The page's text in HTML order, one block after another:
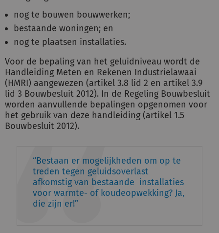
nog te bouwen bouwwerken;
bestaande woningen; en
nog te plaatsen installaties.
Voor de bepaling van het geluidniveau wordt de
Handleiding Meten en Rekenen Industrielawaai
(HMRI) aangewezen (artikel 3.8 lid 2 en artikel 3.9
lid 3 Bouwbesluit 2012). In de Regeling Bouwbesluit
worden aanvullende bepalingen opgenomen voor
het gebruik van deze handleiding (artikel 1.5
Bouwbesluit 2012).
Bestaan er mogelijkheden om op te
treden tegen geluidsoverlast
afkomstig van bestaande installaties
voor warmte- of koudeopwekking? Ja,
die zijn er!